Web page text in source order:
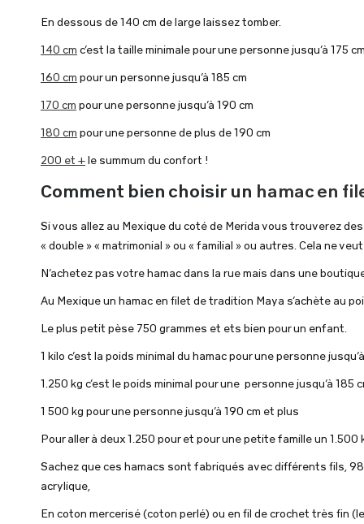
En dessous de 140 cm de large laissez tomber.
140 cm c’est la tailleminimalepour une personne jusqu’à 175
160 cm pour un personne jusqu’à 185 cm
170 cm pour une personne jusqu’à 190 cm
180 cm pour une personne de plus de 190 cm
200 et +le summum du confort !
Comment bien choisir un hamac en
Si vous allez au Mexique du coté de Merida vous trouverez
« double » « matrimonial » ou « familial » ou autres. Cela ne
N’achetez pas votre hamac dans la rue mais dans une
Au Mexique un hamac en filet de tradition Maya s’achète au
Le plus petit pèse 750 grammes et ets bien pour un enfant.
1 kilo c’est la poids minimal du hamac pour une personne
1.250 kg c’est le poids minimal pour une personne jusqu’à 185
1 500 kg pour une personne jusqu’à 190 cm et plus
Pour aller à deux 1.250 pour et pour une petite famille un 1.500
Sachez que ces hamacs sont fabriqués avec différents fils,
acrylique,
En coton mercerisé (coton perlé) ou en fil de crochet très fin